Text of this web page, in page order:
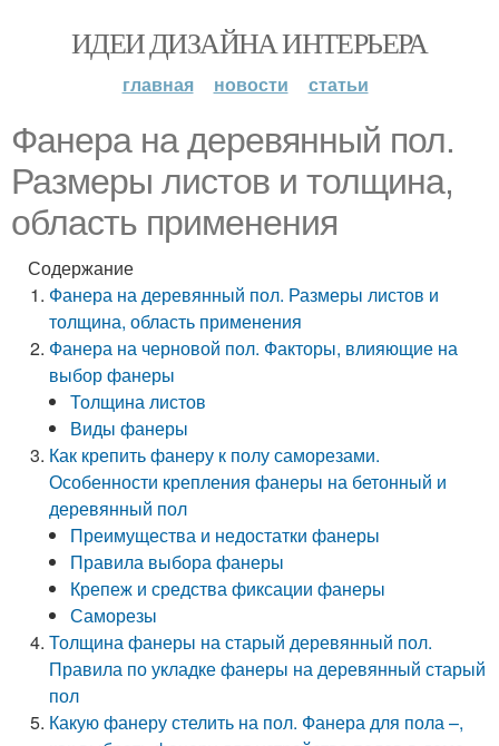
ИДЕИ ДИЗАЙНА ИНТЕРЬЕРА
главная новости статьи
Фанера на деревянный пол.
Размеры листов и толщина,
область применения
Содержание
Фанера на деревянный пол. Размеры листов и
толщина, область применения
Фанера на черновой пол. Факторы, влияющие на
выбор фанеры
Толщина листов
Виды фанеры
Как крепить фанеру к полу саморезами.
Особенности крепления фанеры на бетонный и
деревянный пол
Преимущества и недостатки фанеры
Правила выбора фанеры
Крепеж и средства фиксации фанеры
Саморезы
Толщина фанеры на старый деревянный пол.
Правила по укладке фанеры на деревянный старый
пол
Какую фанеру стелить на пол. Фанера для пола –,